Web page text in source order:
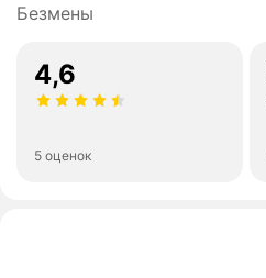
Безмены
4,6
5 оценок